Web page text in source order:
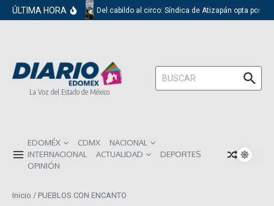
Saltar al contenido
ÚLTIMA HORA Del cabildo al circo: Síndica de Atizapán opta por
La Voz del Estado de México
Buscar:
EDOMÉX CDMX
NACIONAL
INTERNACIONAL
ACTUALIDAD
DEPORTES
OPINIÓN
Inicio / PUEBLOS CON ENCANTO